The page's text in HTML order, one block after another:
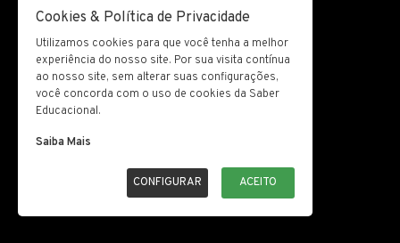
Cookies & Política de Privacidade
Utilizamos cookies para que você tenha a melhor
experiência do nosso site. Por sua visita contínua
ao nosso site, sem alterar suas configurações,
você concorda com o uso de cookies da Saber
Educacional.
Saiba Mais
CONFIGURAR ACEITO